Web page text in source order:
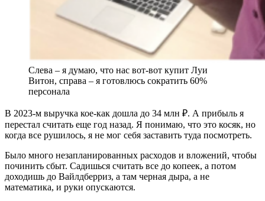
Слева – я думаю, что нас вот-вот купит Луи
Витон, справа – я готовлюсь сократить 60%
персонала
В 2023-м выручка кое-как дошла до 34 млн ₽. А прибыль я
перестал считать еще год назад. Я понимаю, что это косяк, но
когда все рушилось, я не мог себя заставить туда посмотреть.
Было много незапланированных расходов и вложений, чтобы
починить сбыт. Садишься считать все до копеек, а потом
доходишь до Вайлдберриз, а там черная дыра, а не
математика, и руки опускаются.